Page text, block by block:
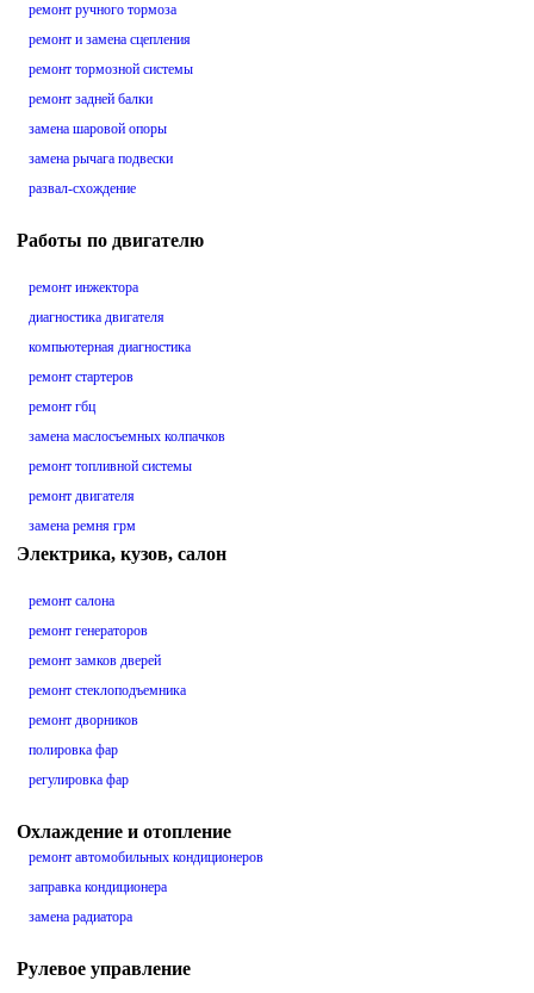
ремонт ручного тормоза
ремонт и замена сцепления
ремонт тормозной системы
ремонт задней балки
замена шаровой опоры
замена рычага подвески
развал-схождение
Работы по двигателю
ремонт инжектора
диагностика двигателя
компьютерная диагностика
ремонт стартеров
ремонт гбц
замена маслосъемных колпачков
ремонт топливной системы
ремонт двигателя
замена ремня грм
Электрика, кузов, салон
ремонт салона
ремонт генераторов
ремонт замков дверей
ремонт стеклоподъемника
ремонт дворников
полировка фар
регулировка фар
Охлаждение и отопление
ремонт автомобильных кондиционеров
заправка кондиционера
замена радиатора
Рулевое управление